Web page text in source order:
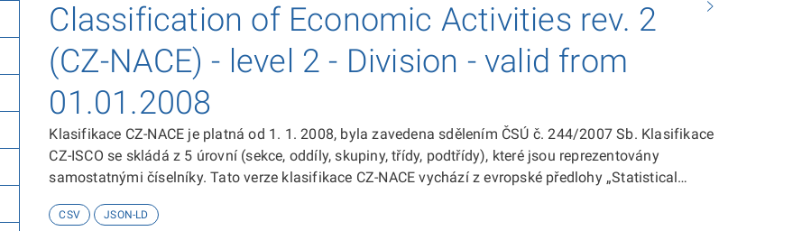
Classification of Economic Activities rev. 2
(CZ-NACE) - level 2 - Division - valid from
01.01.2008
Klasifikace CZ-NACE je platná od 1. 1. 2008, byla zavedena sdělením ČSÚ č. 244/2007 Sb. Klasifikace
CZ-ISCO se skládá z 5 úrovní (sekce, oddíly, skupiny, třídy, podtřídy), které jsou reprezentovány
samostatnými číselníky. Tato verze klasifikace CZ-NACE vychází z evropské předlohy „Statistical
CSV JSON-LD